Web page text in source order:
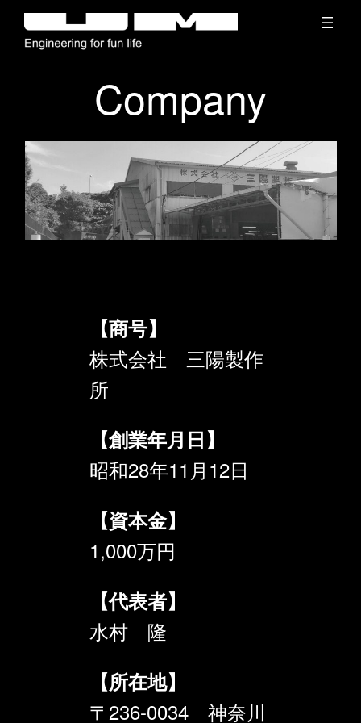
Company
【商号】
株式会社 三陽製作
所
【創業年月日】
昭和28年11月12日
【資本金】
1,000万円
【代表者】
水村 隆
【所在地】
〒236-0034 神奈川